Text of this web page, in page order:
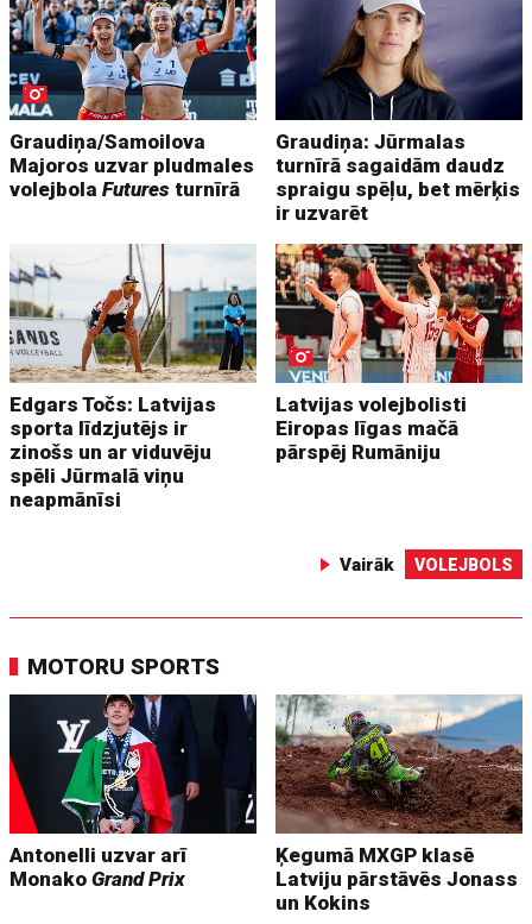
Graudiņa/Samoilova
Majoros uzvar pludmales
volejbolaFutures turnīrā
Graudiņa: Jūrmalas
turnīrā sagaidām daudz
spraigu spēļu, bet mērķis
ir uzvarēt
Edgars Točs: Latvijas
sporta līdzjutējs ir
zinošs un ar viduvēju
spēli Jūrmalā viņu
neapmānīsi
Latvijas volejbolisti
Eiropas līgas mačā
pārspēj Rumāniju
Vairāk VOLEJBOLS
MOTORU SPORTS
Antonelli uzvar arī
MonakoGrand Prix
Ķegumā MXGP klasē
Latviju pārstāvēs Jonass
un Kokins